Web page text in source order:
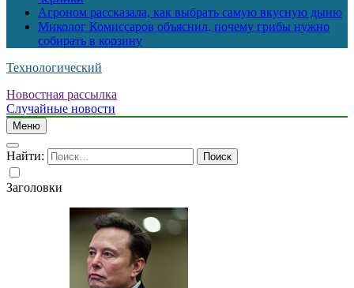
Агроном рассказала, как выбрать самую вкусную дыню
Миколог Комиссаров объяснил, почему грибы нужно
собирать в корзину
Технологический
Новостная рассылка
Случайные новости
Меню
Найти:
Заголовки